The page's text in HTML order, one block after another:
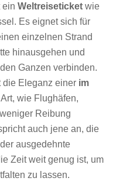
einWeltreiseticket wie
Es eignet sich für
einzelnen Strand
hinausgehen und
Ganzen verbinden.
die Eleganz einer im
wie Flughäfen,
Reibung
auch jene an, die
ausgedehnte
Zeit weit genug ist, um
zu lassen.